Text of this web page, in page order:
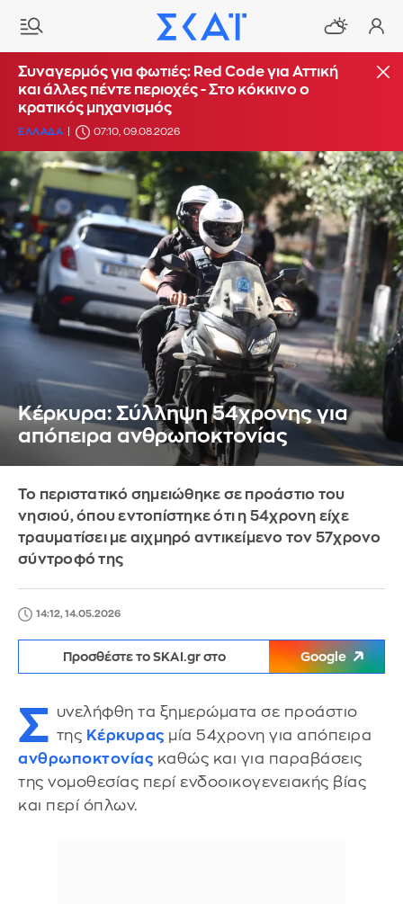
Συναγερμός για φωτιές: Red Code για Αττική
και άλλες πέντε περιοχές - Στο κόκκινο ο
κρατικός μηχανισμός
ΕΛΛΑΔΑ 07:10, 09.08.2026
Κέρκυρα: Σύλληψη 54χρονης για
απόπειρα ανθρωποκτονίας
Το περιστατικό σημειώθηκε σε προάστιο του
νησιού, όπου εντοπίστηκε ότι η 54χρονη είχε
τραυματίσει με αιχμηρό αντικείμενο τον 57χρονο
σύντροφό της
14:12, 14.05.2026
Προσθέστε το SKAI.gr στο Google
Σ υνελήφθη τα ξημερώματα σε προάστιο
της Κέρκυρας μία 54χρονη για απόπειρα
ανθρωποκτονίας καθώς και για παραβάσεις
της νομοθεσίας περί ενδοοικογενειακής βίας
και περί όπλων.